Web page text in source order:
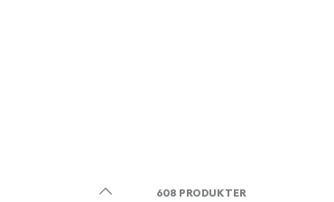
608 PRODUKTER